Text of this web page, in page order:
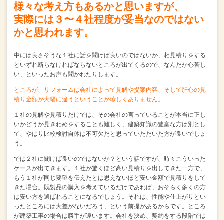
様々な考え方もあるかと思いますが、
実際には３〜４社程度が妥当なのではない
かと思われます。
中には良さそうな１社に話を聞けば良いのではないか、 相見積りをする
といずれ断らなければならないところが出てくるので、 なんだか心苦し
い、といったお声も聞かれたりします。
ところが、リフォームは会社によって見解や提案内容、 そして肝心の見
積り金額が大幅に違うということが珍しくありません。
１社の見解や見積りだけでは、その会社の言っていることが本当に正し
いかどうか見きわめをすることも難しく、建築知識の豊富な方は別とし
て、 やはり比較検討自体は不可欠だと思っていただいた方が良いでしょ
う。
では２社に聞けば良いのではないか？という話ですが、 時々こういった
ケースが出てきます。
１社が驚くほど高い見積りを出してきた一方で、
もう１社が同じ要望を伝えたとは思えないほど安い金額で見積りをして
きた場合。 既製品の購入を考えているだけであれば、 おそらく多くの方
は安い方を選ばれることになるでしょう。 それは、性能や仕上がりとい
ったところには大差がないだろう、という前提があるからです。
ところ
が建築工事の場合は勝手が違います。 会社を決め、契約をする段階では